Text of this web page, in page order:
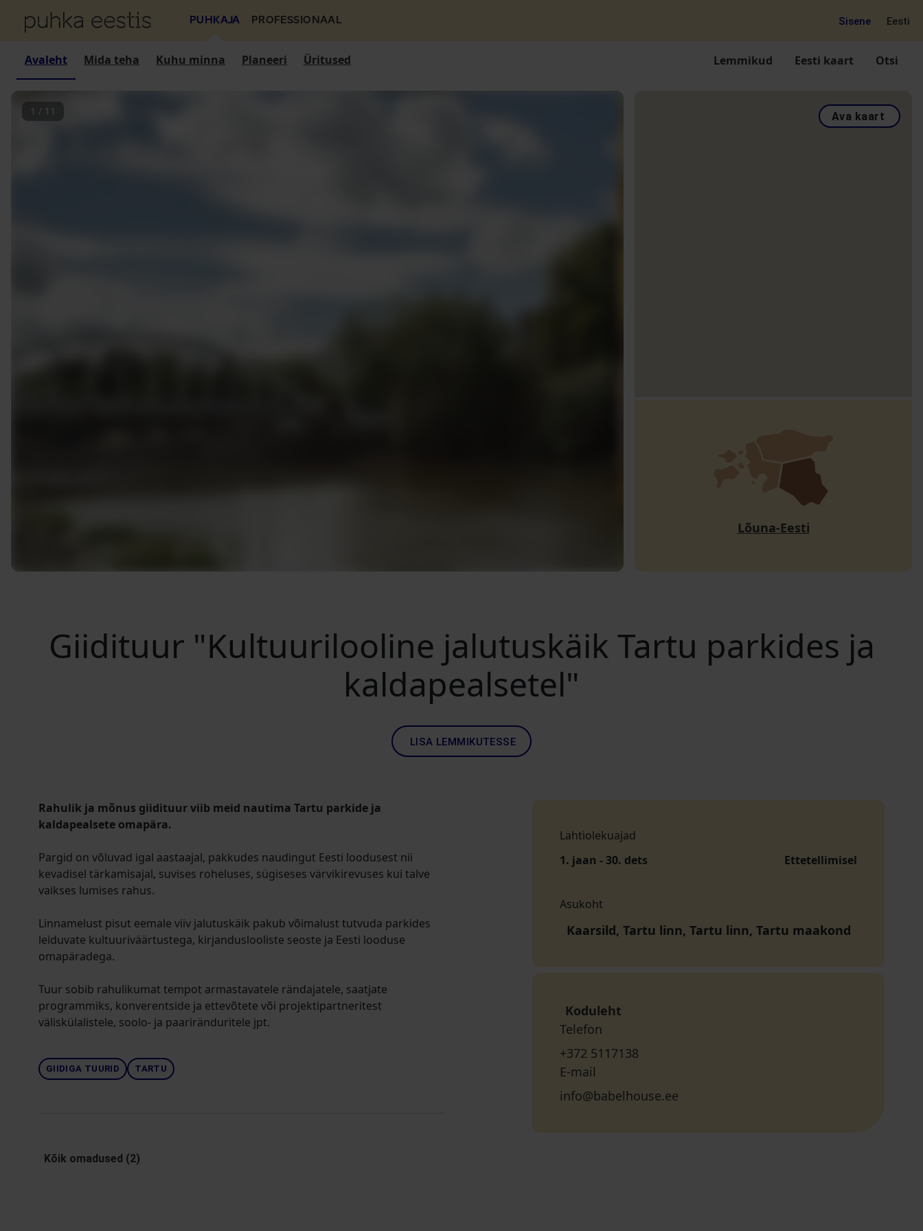
PUHKAJA PROFESSIONAAL Sisene Eesti
Avaleht Mida teha Kuhu minna Planeeri Üritused Lemmikud Eesti kaart Otsi
1 / 11 Ava kaart
Lõuna-Eesti
Giidituur "Kultuurilooline jalutuskäik Tartu parkides ja
kaldapealsetel"
LISA LEMMIKUTESSE
Rahulik ja mõnus giidituur viib meid nautima Tartu parkide ja
kaldapealsete omapära.
Pargid on võluvad igal aastaajal, pakkudes naudingut Eesti loodusest nii
kevadisel tärkamisajal, suvises roheluses, sügiseses värvikirevuses kui talve
vaikses lumises rahus.
Linnamelust pisut eemale viiv jalutuskäik pakub võimalust tutvuda parkides
leiduvate kultuuriväärtustega, kirjanduslooliste seoste ja Eesti looduse
omapäradega.
Tuur sobib rahulikumat tempot armastavatele rändajatele, saatjate
programmiks, konverentside ja ettevõtete või projektipartneritest
väliskülalistele, soolo- ja paariränduritele jpt.
GIIDIGA TUURID TARTU
Kõik omadused (2)
Lahtiolekuajad
1. jaan - 30. dets
Ettetellimisel
Asukoht
Kaarsild, Tartu linn, Tartu linn, Tartu maakond
Koduleht
Telefon
+372 5117138
E-mail
info@babelhouse.ee